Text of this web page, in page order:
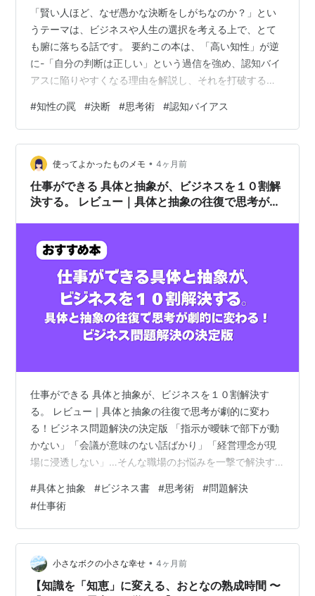
「賢い人ほど、なぜ愚かな決断をしがちなのか？」とい
うテーマは、ビジネスや人生の選択を考える上で、とて
も腑に落ちる話です。 要約この本は、「高い知性」が逆
に-「自分の判断は正しい」という過信を強め、認知バイ
アスに陥りやすくなる理由を解説し、それを打破する
考術として提示しています。 知性が「罠」になる仕組
み・確証バイアス「自分の考えを支持する情報」ばかり
を拾い、反論や反証は無視してしまう。賢い人ほど、論
理を重ねて「自分は正しい」という確信を強くしやすく
なります。 ・過信バイアス過去の成功を重ねると、自分
の判断力に過剰な自信を持ち、リスクや未知の視点…
#知性の罠 #決断 #思考術 #認知バイアス
使ってよかったものメモ • 4ヶ月前
仕事ができる 具体と抽象が、ビジネスを１０割解
決する。 レビュー｜具体と抽象の往復で思考が劇
仕事ができる 具体と抽象が、ビジネスを１０割解決す
る。 レビュー｜具体と抽象の往復で思考が劇的に変わ
る！ビジネス問題解決の決定版 「指示が曖昧で部下が動
かない」「会議が意味のない話ばかり」「経営理念が現
場に浸透しない」…そんな職場のお悩みを一撃で解決す
が、ビジネスを１０割解決する。』（谷川祐基著）で
す。ベストセラー『具体と抽象』の考え方をビジネス現
場に特化してわかりやすく解説した、実践的な1冊です。
商品の特徴 この本の最大の特徴は、**「具体と抽象」と
いう1つの軸だけで、ビジネスのあらゆる課題を説明・解
決できる**点です。 具体（左側）と…
#具体と抽象 #ビジネス書 #思考術 #問題解決
#仕事術
小さなボクの小さな幸せ • 4ヶ月前
【知識を「知恵」に変える、おとなの熟成時間 〜